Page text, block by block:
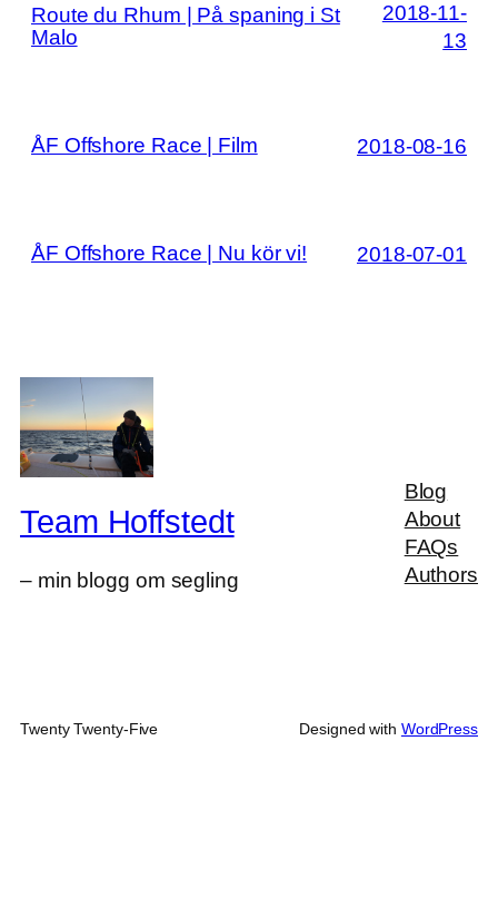
Route du Rhum | På spaning i St
Malo
2018-11-
13
ÅF Offshore Race | Film 2018-08-16
ÅF Offshore Race | Nu kör vi! 2018-07-01
Team Hoffstedt
– min blogg om segling
Blog
About
FAQs
Authors
Twenty Twenty-Five Designed with WordPress